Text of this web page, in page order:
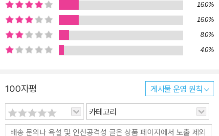
지평을 여는 데 기여할 것으로 기대된다. 이 책의 특징 하나의 테마가
펼침 두 페이지에 일본열도의 탄생부터 1990년대 이후의 장기 불황
시대까지 전체 일본사를 아우르는 총 89개의 테마로 구성되어 있다.
각각의 테마는 2쪽 펼친 페이지에 담겨 있으며, 텍스트, 지도, 다이어
있는 페이지를 쉽게 찾아볼 수 있다. 역사적 사건을 생생하게 담아낸
총 179컷의 역사지도와 각종 표●그래프 본문에 집필한 글의 내용을
지도에 압축적으로 표현하여, 시간에 갇혀 있는 역사 이해의 폭을 공
간으로 넓히는 것이 『아틀라스 일본사』의 핵심이다. 필자들은 철저한
16.0%
16.0%
8.0%
4.0%
100자평 게시물 운영 원칙
카테고리